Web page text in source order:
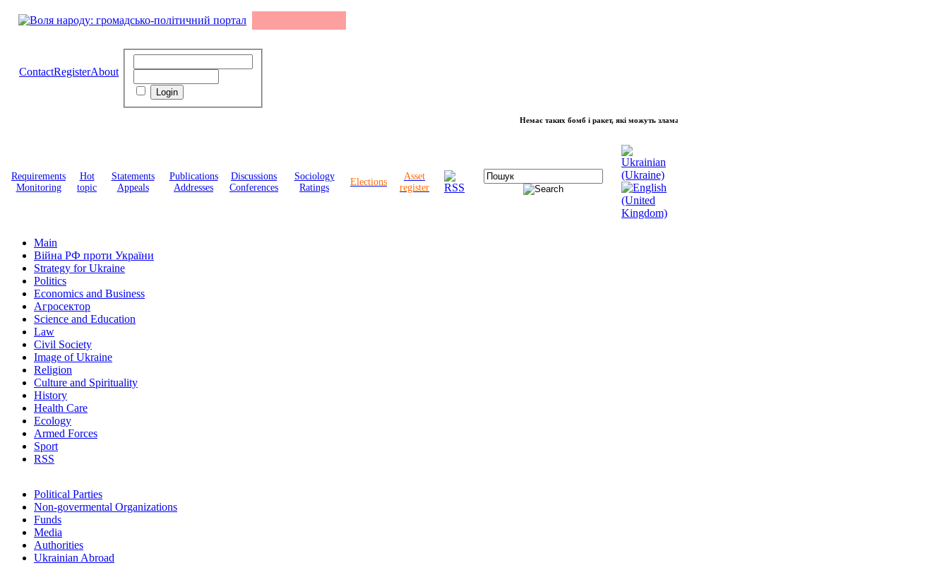
ContactRegisterAbout
Немає таких бомб і ракет, які можуть зламати волю народу, - Президент України Володимир Зеленський
Requirements
Monitoring
Hot
topic
Statements
Appeals
Publications
Addresses
Discussions
Conferences
Sociology
Ratings
Elections
Asset
register
Main
Війна РФ проти України
Strategy for Ukraine
Politics
Economics and Business
Агросектор
Science and Education
Law
Civil Society
Image of Ukraine
Religion
Culture and Spirituality
History
Health Care
Ecology
Armed Forces
Sport
RSS
Political Parties
Non-govermental Organizations
Funds
Мedia
Authorities
Ukrainian Abroad